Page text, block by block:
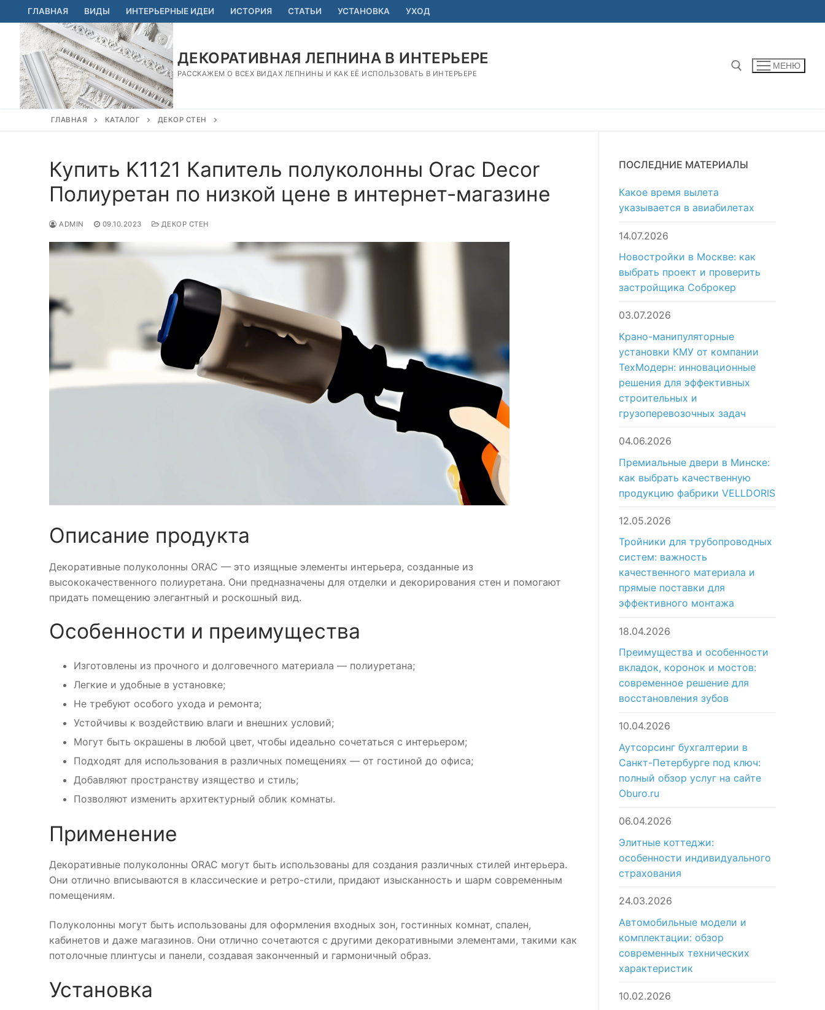
Перейти
к
содержимому
ГЛАВНАЯ ВИДЫ ИНТЕРЬЕРНЫЕ ИДЕИ ИСТОРИЯ СТАТЬИ УСТАНОВКА УХОД
ДЕКОРАТИВНАЯ ЛЕПНИНА В ИНТЕРЬЕРЕ
РАССКАЖЕМ О ВСЕХ ВИДАХ ЛЕПНИНЫ И КАК ЕЁ ИСПОЛЬЗОВАТЬ В ИНТЕРЬЕРЕ
МЕНЮ
ГЛАВНАЯ КАТАЛОГ ДЕКОР СТЕН
Купить K1121 Капитель полуколонны Orac Decor
Полиуретан по низкой цене в интернет-магазине
ADMIN 09.10.2023 ДЕКОР СТЕН
Описание продукта
Декоративные полуколонны ORAC — это изящные элементы интерьера, созданные из
высококачественного полиуретана. Они предназначены для отделки и декорирования стен и помогают
придать помещению элегантный и роскошный вид.
Особенности и преимущества
Изготовлены из прочного и долговечного материала — полиуретана;
Легкие и удобные в установке;
Не требуют особого ухода и ремонта;
Устойчивы к воздействию влаги и внешних условий;
Могут быть окрашены в любой цвет, чтобы идеально сочетаться с интерьером;
Подходят для использования в различных помещениях — от гостиной до офиса;
Добавляют пространству изящество и стиль;
Позволяют изменить архитектурный облик комнаты.
Применение
Декоративные полуколонны ORAC могут быть использованы для создания различных стилей интерьера.
Они отлично вписываются в классические и ретро-стили, придают изысканность и шарм современным
помещениям.
Полуколонны могут быть использованы для оформления входных зон, гостинных комнат, спален,
кабинетов и даже магазинов. Они отлично сочетаются с другими декоративными элементами, такими как
потолочные плинтусы и панели, создавая законченный и гармоничный образ.
Установка
ПОСЛЕДНИЕ МАТЕРИАЛЫ
Какое время вылета
указывается в авиабилетах
14.07.2026
Новостройки в Москве: как
выбрать проект и проверить
застройщика Соброкер
03.07.2026
Крано-манипуляторные
установки КМУ от компании
ТехМодерн: инновационные
решения для эффективных
строительных и
грузоперевозочных задач
04.06.2026
Премиальные двери в Минске:
как выбрать качественную
продукцию фабрики VELLDORIS
12.05.2026
Тройники для трубопроводных
систем: важность
качественного материала и
прямые поставки для
эффективного монтажа
18.04.2026
Преимущества и особенности
вкладок, коронок и мостов:
современное решение для
восстановления зубов
10.04.2026
Аутсорсинг бухгалтерии в
Санкт-Петербурге под ключ:
полный обзор услуг на сайте
Oburo.ru
06.04.2026
Элитные коттеджи:
особенности индивидуального
страхования
24.03.2026
Автомобильные модели и
комплектации: обзор
современных технических
характеристик
10.02.2026